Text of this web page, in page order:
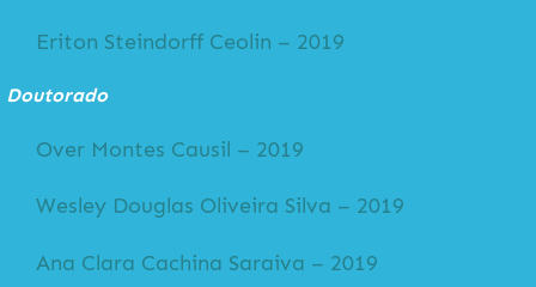
Eriton Steindorff Ceolin – 2019
Doutorado
Over Montes Causil – 2019
Wesley Douglas Oliveira Silva – 2019
Ana Clara Cachina Saraiva – 2019